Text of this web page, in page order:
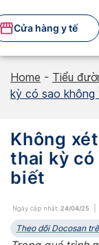
to
content
Cửa hàng y tế
Home - Tiểu
kỳ có sao không
Không
thai kỳ có
biết
Ngày cập nhật: 24/04/25
Theo dõi Docosan